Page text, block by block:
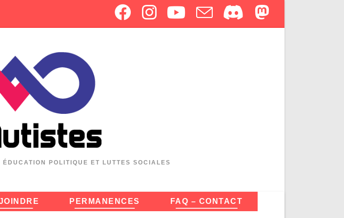
POLITIQUE ET LUTTES SOCIALES
PERMANENCES FAQ – CONTACT